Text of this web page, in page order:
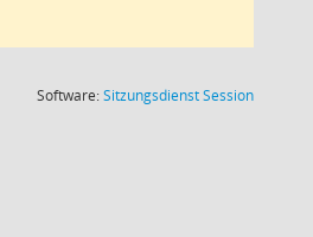
Software:SitzungsdienstSession(Wird in